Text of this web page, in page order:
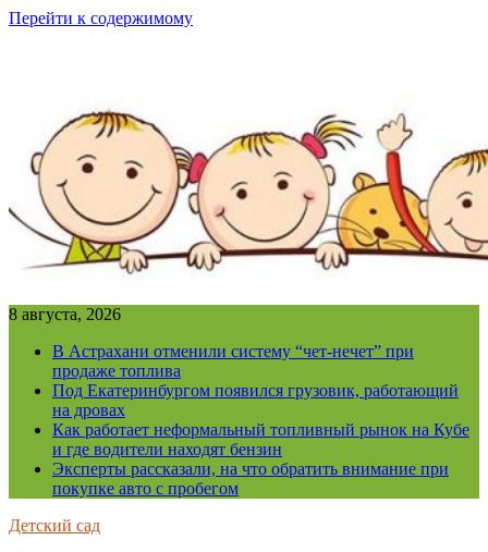
Перейти к содержимому
8 августа, 2026
В Астрахани отменили систему “чет-нечет” при
продаже топлива
Под Екатеринбургом появился грузовик, работающий
на дровах
Как работает неформальный топливный рынок на Кубе
и где водители находят бензин
Эксперты рассказали, на что обратить внимание при
покупке авто с пробегом
Детский сад